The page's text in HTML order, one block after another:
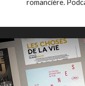
romancière.